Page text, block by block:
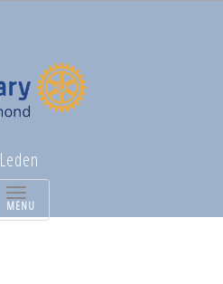
TOGGLE
NAVIGATION
Leden